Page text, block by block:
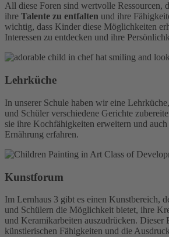
All diese Foren sind wertvolle Ressourcen,
ihre Talente zu entfalten und ihre
wichtig, dass Kinder diese Möglichkeiten
Interessen zu entdecken und ihre
Lehrküche
In unserer Schule haben wir eine
und Schüler verschiedene Gerichte
sie ihre Kochfähigkeiten erweitern und auch
Ernährung erfahren.
Kunstforum
Im Lernhaus 3 gibt es einen Kunstbereich,
und Schülern die Möglichkeit bietet, ihre
und Keramikarbeiten auszudrücken. Dieser
künstlerischen Fähigkeiten und die